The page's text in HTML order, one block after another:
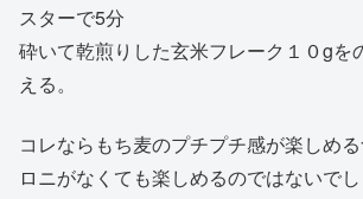
スターで5分
砕いて乾煎りした玄米フレーク１０gを
える。
コレならもち麦のプチプチ感が楽しめ
ロニがなくても楽しめるのではないでし